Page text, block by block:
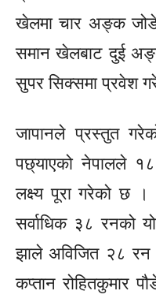
खेलमा चार अङ्क
समान खेलबाट दुई
सुपरसिक्समाप्रवेश
जापानले प्रस्तुत
पछ्याएको नेपालले
लक्ष्य पूरा गरेको छ ।
सर्वाधिक ३८ रनको
झाले अविजित २८
कप्तान रोहितकुमार